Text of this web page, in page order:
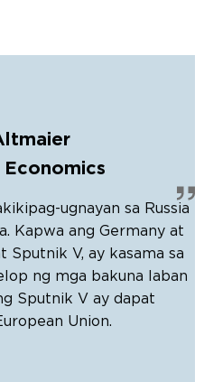
Economics
ugnayan sa Russia
Kapwa ang Germany at
Sputnik V, ay kasama sa
ng mga bakuna laban
Sputnik V ay dapat
Union.